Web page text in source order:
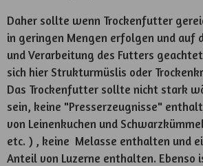
Daher sollte wenn Trockenfutter
in geringen Mengen erfolgen und auf
und Verarbeitung des Futters
sich hier Strukturmüslis oder
Das Trockenfutter sollte nicht stark
sein, keine "Presserzeugnisse"
von Leinenkuchen und
etc. ) , keine Melasse enthalten und
Anteil von Luzerne enthalten. Ebenso